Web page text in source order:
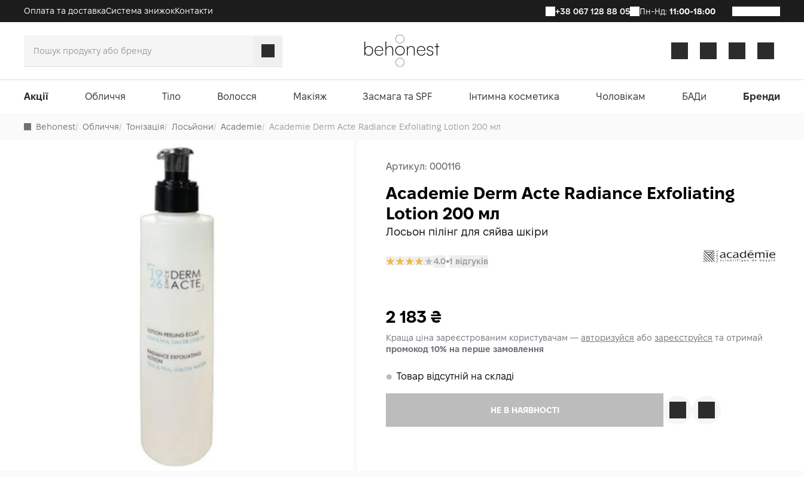
Оплата та доставкаСистема знижокКонтакти +38 067 128 88 05 Пн-Нд: 11:00-18:00
Акції Обличчя Тіло Волосся Макіяж Засмага та SPF Інтимна косметика Чоловікам БАДи Бренди
Behonest/ Обличчя/ Тонізація/ Лосьйони/ Academie/ Academie Derm Acte Radiance Exfoliating Lotion 200 мл
Артикул:000116
Лосьон пілінг для сяйва шкіри
Academie Derm Acte Radiance Exfoliating
Lotion 200 мл
4.0𒊹1 відгуків
2 183₴
Краща ціна зареєстрованим користувачам —авторизуйся абозареєструйся та отримай
промокод 10% на перше замовлення
𒊹 Товар відсутній на складі
НЕ В НАЯВНОСТІ